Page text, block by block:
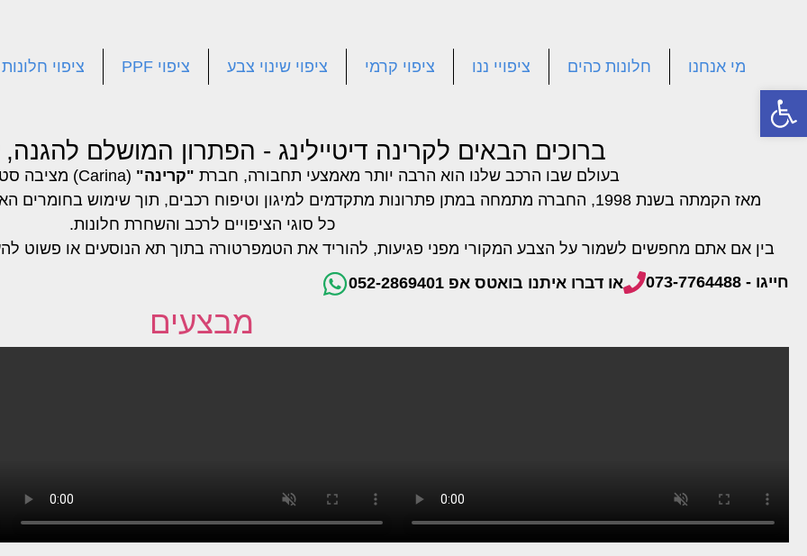
מי אנחנו חלונות כהים ציפויי ננו ציפוי קרמי ציפוי שינוי צבע ציפוי PPF ציפוי
ברוכים הבאים לקרינה דיטיילינג - הפתרון המושלם
בעולם שבו הרכב שלנו הוא הרבה יותר מאמצעי תחבורה, חברת "קרינה" (Carina) מציבה סטנדרט חדש של הגנה ואסתטיקה.
מאז הקמתה בשנת 1998, החברה מתמחה במתן פתרונות מתקדמים למיגון וטיפוח רכבים, תוך שימוש בחומרים האיכותיים ביותר המתאימים לאקלים הישראלי המאתגר.
כל סוגי הציפויים לרכב והשחרת חלונות.
בין אם אתם מחפשים לשמור על הצבע המקורי מפני פגיעות, להוריד את הטמפרטורה בתוך תא הנוסעים או פשוט
חייגו - 073-7764488
או דברו איתנו בואטס אפ 052-2869401
מבצעים
פתח סרגל נגישות